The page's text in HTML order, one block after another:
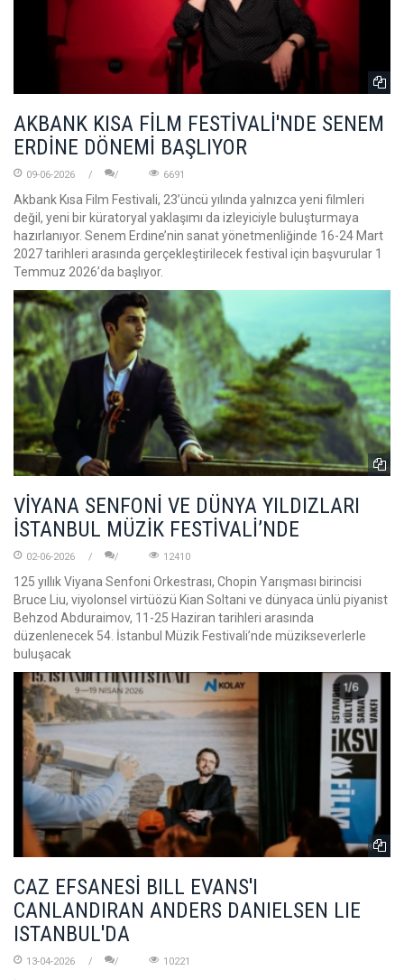
AKBANK KISA FİLM FESTİVALİ'NDE SENEM
ERDİNE DÖNEMİ BAŞLIYOR
09-06-2026 6691
Akbank Kısa Film Festivali, 23’üncü yılında yalnızca yeni filmleri
değil, yeni bir küratoryal yaklaşımı da izleyiciyle buluşturmaya
hazırlanıyor. Senem Erdine’nin sanat yönetmenliğinde 16-24 Mart
2027 tarihleri arasında gerçekleştirilecek festival için başvurular 1
Temmuz 2026’da başlıyor.
VİYANA SENFONİ VE DÜNYA YILDIZLARI
İSTANBUL MÜZİK FESTİVALİ’NDE
02-06-2026 12410
125 yıllık Viyana Senfoni Orkestrası, Chopin Yarışması birincisi
Bruce Liu, viyolonsel virtüözü Kian Soltani ve dünyaca ünlü piyanist
Behzod Abduraimov, 11-25 Haziran tarihleri arasında
düzenlenecek 54. İstanbul Müzik Festivali’nde müzikseverlerle
buluşacak
CAZ EFSANESİ BILL EVANS'I
CANLANDIRAN ANDERS DANIELSEN LIE
ISTANBUL'DA
13-04-2026 10221